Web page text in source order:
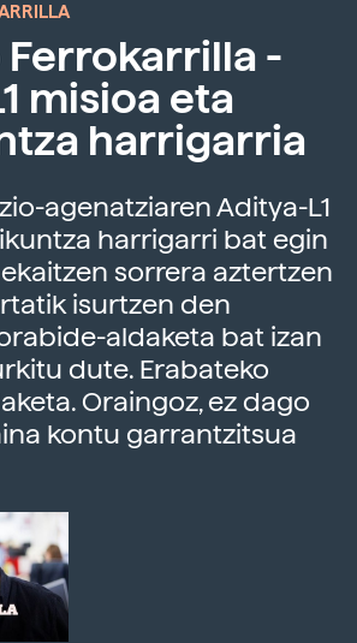
-
misioa eta
harrigarria
agenatziaren Aditya-L1
harrigarri bat egin
sorrera aztertzen
isurtzen den
aldaketa bat izan
dute. Erabateko
Oraingoz, ez dago
kontu garrantzitsua